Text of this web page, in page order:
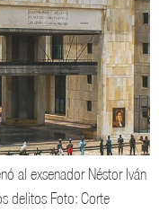
al exsenador Néstor Iván
delitos Foto: Corte